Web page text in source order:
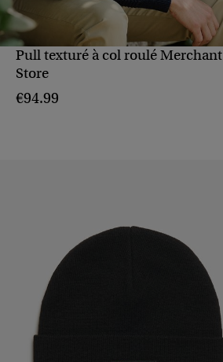
Pull texturé à col roulé Merchant
Store
€94.99